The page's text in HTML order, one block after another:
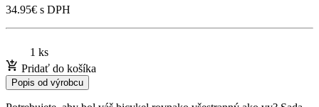
34.95€ s DPH
1 ks
Pridať do košíka
Popis od výrobcu